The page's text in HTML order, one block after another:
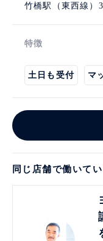
竹橋駅（東西線）
特徴
土日も受付 マ
同じ店舗で働いて